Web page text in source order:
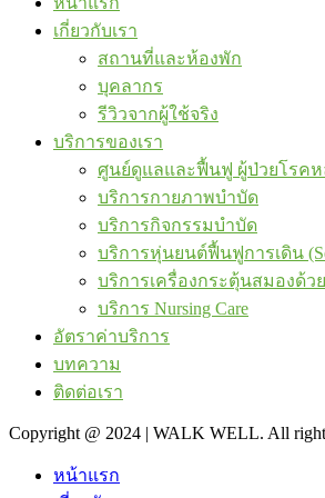
เกี่ยวกับเรา
สถานที่และห้องพัก
บุคลากร
รีวิวจากผู้ใช้จริง
บริการของเรา
ศูนย์ดูแลและฟื้นฟู ผู้ป่วยโรคห
บริการกายภาพบำบัด
บริการกิจกรรมบำบัด
บริการหุ่นยนต์ฟื้นฟูการเดิน
บริการเครื่องกระตุ้นสมองด้ว
บริการ Nursing Care
อัตราค่าบริการ
บทความ
ติดต่อเรา
Copyright @ 2024 | WALK WELL. All
หน้าแรก